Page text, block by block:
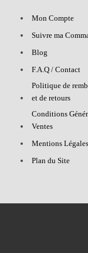
Mon Compte
Suivre ma
Blog
F.A.Q / Contact
Politique de
et de retours
Conditions
Ventes
Mentions Légales
Plan du Site